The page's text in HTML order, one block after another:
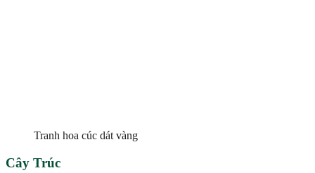
Tranh hoa cúc dát vàng
Cây Trúc